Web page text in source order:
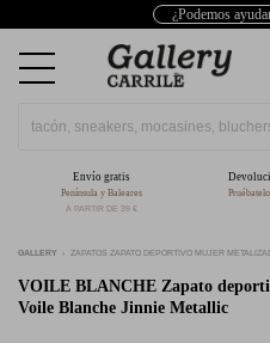
¿Podemos
Envío gratis
Península y Baleares
A PARTIR DE 39 €
GALLERY ZAPATOS ZAPATO DEPORTIVO MUJER
VOILE BLANCHE Zapato
Voile Blanche Jinnie Metallic